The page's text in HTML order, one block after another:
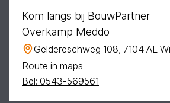
Kom langs bij BouwPartner
Overkamp Meddo
Geldereschweg 108, 7104 AL
Route in maps
Bel: 0543-569561